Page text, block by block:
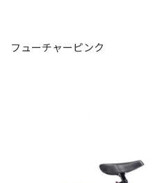
フューチャーピンク